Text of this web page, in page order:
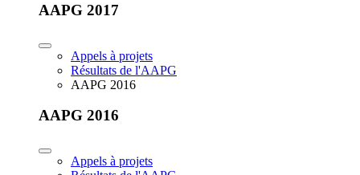
AAPG 2017
Appels à projets
Résultats de l'AAPG
AAPG 2016
AAPG 2016
Appels à projets